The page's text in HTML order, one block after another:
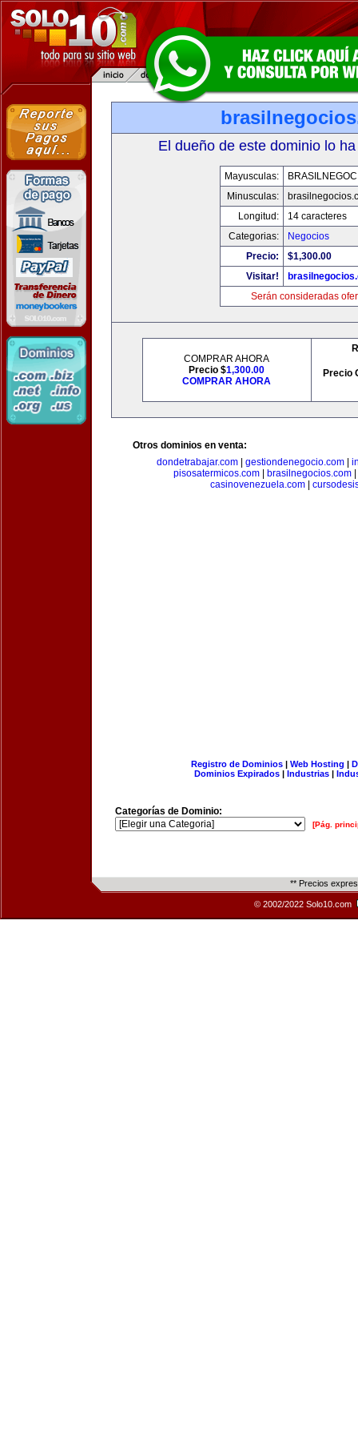
El dueño de este dominio lo
Mayusculas:
Minusculas:
Longitud:
14 caracteres
Categorias:
Negocios
Precio:
$1,300.00
Visitar!
Serán consideradas
COMPRAR AHORA
Precio $1,300.00
COMPRAR AHORA
Precio
Otros dominios en venta:
dondetrabajar.com| gestiondenegocio.com|
pisosatermicos.com
brasilnegocios.com
casinovenezuela.com
Registro de Dominios| Web Hosting |
Dominios Expirados | Industrias |
Categorías de Dominio:
[Pág.
** Precios
© 2002/2022 Solo10.com